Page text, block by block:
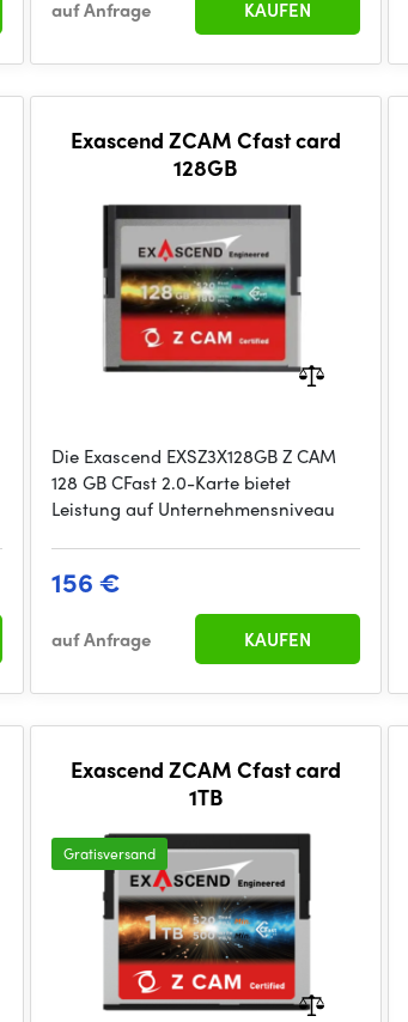
auf Anfrage KAUFEN
Exascend ZCAM Cfast card
128GB
Die Exascend EXSZ3X128GB Z CAM
128 GB CFast 2.0-Karte bietet
Leistung auf Unternehmensniveau
156 €
auf Anfrage KAUFEN
Exascend ZCAM Cfast card
1TB
Gratisversand